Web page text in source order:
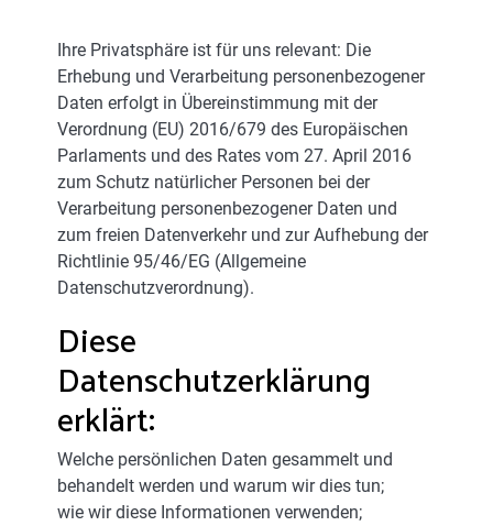
Ihre Privatsphäre ist für uns relevant: Die
Erhebung und Verarbeitung personenbezogener
Daten erfolgt in Übereinstimmung mit der
Verordnung (EU) 2016/679 des Europäischen
Parlaments und des Rates vom 27. April 2016
zum Schutz natürlicher Personen bei der
Verarbeitung personenbezogener Daten und
zum freien Datenverkehr und zur Aufhebung der
Richtlinie 95/46/EG (Allgemeine
Datenschutzverordnung).
Diese
Datenschutzerklärung
erklärt:
Welche persönlichen Daten gesammelt und
behandelt werden und warum wir dies tun;
wie wir diese Informationen verwenden;